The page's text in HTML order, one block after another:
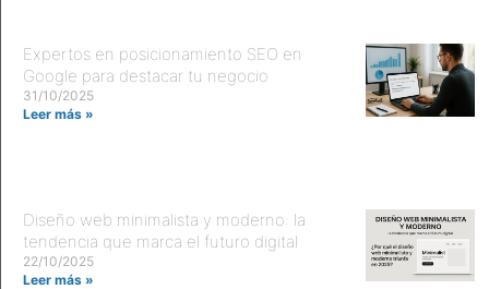
Expertos en posicionamiento SEO en
Google para destacar tu negocio
31/10/2025
Leer más »
Diseño web minimalista y moderno: la
tendencia que marca el futuro digital
22/10/2025
Leer más »